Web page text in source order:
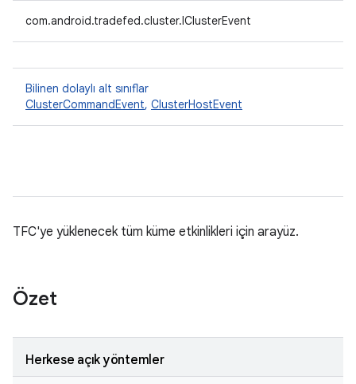
com.android.tradefed.cluster.IClusterEvent
Bilinen dolaylı alt sınıflar
ClusterCommandEvent, ClusterHostEvent
TFC'ye yüklenecek tüm küme etkinlikleri için arayüz.
Özet
Herkese açık yöntemler